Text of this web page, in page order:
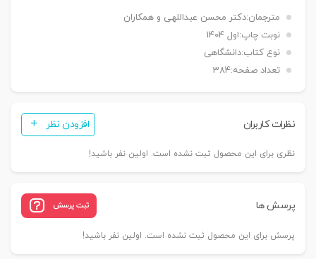
عبداللهی
مترجمان:دکتر محسن عبداللهی و همکاران
نوبت چاپ:اول 1404
نوع کتاب:دانشگاهی
تعداد صفحه:384
نظرات کاربران افزودن نظر
نظری برای این محصول ثبت نشده است. اولین نفر باشید!
پرسش ها ثبت پرسش
پرسش برای این محصول ثبت نشده است. اولین نفر باشید!